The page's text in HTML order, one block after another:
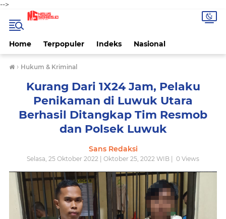
-->
Home Terpopuler Indeks Nasional
› Hukum & Kriminal
Kurang Dari 1X24 Jam, Pelaku
Penikaman di Luwuk Utara
Berhasil Ditangkap Tim Resmob
dan Polsek Luwuk
Sans Redaksi
Selasa, 25 Oktober 2022 | Oktober 25, 2022 WIB | 0 Views